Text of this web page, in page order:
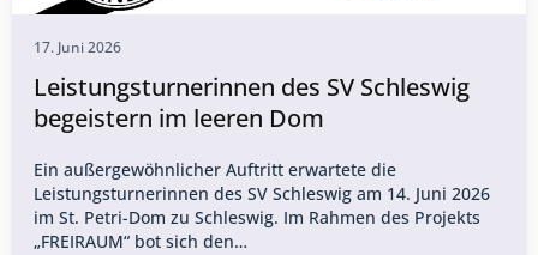
17. Juni 2026
Leistungsturnerinnen des SV Schleswig
begeistern im leeren Dom
Ein außergewöhnlicher Auftritt erwartete die
Leistungsturnerinnen des SV Schleswig am 14. Juni 2026
im St. Petri-Dom zu Schleswig. Im Rahmen des Projekts
„FREIRAUM“ bot sich den…